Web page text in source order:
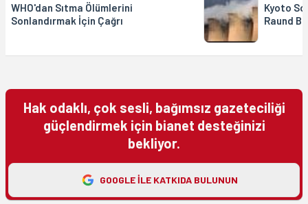
WHO'dan Sıtma Ölümlerini
Sonlandırmak İçin Çağrı
Kyoto
Raund
Hak odaklı, çok sesli, bağımsız gazeteciliği
güçlendirmek için bianet desteğinizi
bekliyor.
GOOGLE ILE KATKIDA BULUNUN